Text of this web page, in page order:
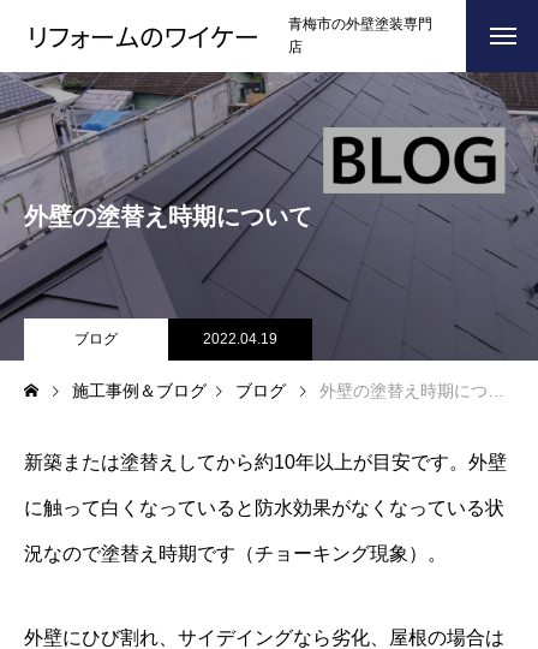
青梅市の外壁塗装専門
店
ホーム HOME
浴槽塗装
３つのこだわり CONCEPT
施工事例 RESULTS
お問い合わせからの流れ FLOW
よくある質問 Q＆A
ブログ BLOG
会社案内 COMPANY
お問い合わせ CONTACT
外壁の塗替え時期について
ブログ 2022.04.19
施工事例＆ブログ ブログ 外壁の塗替え時期について
新築または塗替えしてから約10年以上が目安です。外壁
に触って白くなっていると防水効果がなくなっている状
況なので塗替え時期です（チョーキング現象）。
外壁にひび割れ、サイデイングなら劣化、屋根の場合は